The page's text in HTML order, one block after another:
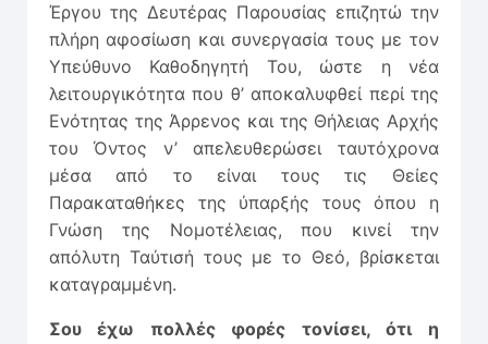
Έργου της Δευτέρας Παρουσίας επιζητώ την
πλήρη αφοσίωση και συνεργασία τους με τον
Υπεύθυνο Καθοδηγητή Του, ώστε η νέα
λειτουργικότητα που θ’ αποκαλυφθεί περί της
Ενότητας της Άρρενος και της Θήλειας Αρχής
του Όντος ν’ απελευθερώσει ταυτόχρονα
μέσα από το είναι τους τις Θείες
Παρακαταθήκες της ύπαρξής τους όπου η
Γνώση της Νομοτέ­λειας, που κινεί την
απόλυτη Ταύτισή τους με το Θεό, βρίσκεται
καταγραμμένη.
Σου έχω πολλές φορές τονίσει, ότι η